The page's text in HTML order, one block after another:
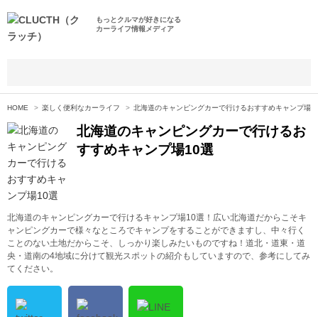
もっとクルマが好きになる
カーライフ情報メディア
HOME 楽しく便利なカーライフ 北海道のキャンピングカーで行けるおすすめキャンプ場
北海道のキャンピングカーで行けるお
すすめキャンプ場10選
北海道のキャンピングカーで行けるキャンプ場10選！広い北海道だからこそキ
ャンピングカーで様々なところでキャンプをすることができますし、中々行く
ことのない土地だからこそ、しっかり楽しみたいものですね！道北・道東・道
央・道南の4地域に分けて観光スポットの紹介もしていますので、参考にしてみ
てください。